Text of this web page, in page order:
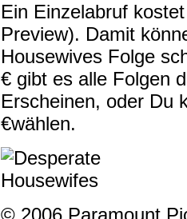
Ein Einzelabruf
Preview). Damit
Housewives Folge
€ gibt es alle Folgen
Erscheinen, oder Du
€wählen.
© 2006 Paramount